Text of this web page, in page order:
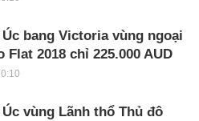
Úc bang Victoria vùng ngoại
Flat 2018 chỉ 225.000 AUD
vùng Lãnh thổ Thủ đô